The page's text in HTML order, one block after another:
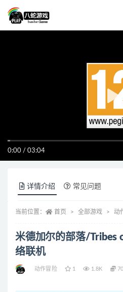
0:00 / 03:04
详情介绍 常见问题
当前位置： 首页 全部游戏 动
米德加尔的部落/Tribes
络联机
动作冒险 1 1.8K 70